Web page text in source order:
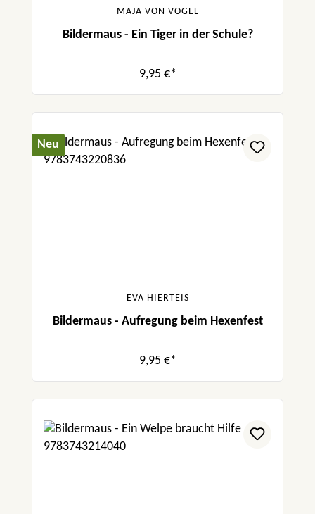
MAJA VON VOGEL
Bildermaus - Ein Tiger in der Schule?
9,95 €*
Neu
EVA HIERTEIS
Bildermaus - Aufregung beim Hexenfest
9,95 €*